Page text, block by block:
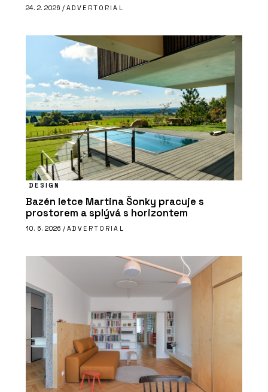
24. 2. 2026 / ADVERTORIAL
DESIGN
Bazén letce Martina Šonky pracuje s
prostorem a splývá s horizontem
10. 6. 2026 / ADVERTORIAL